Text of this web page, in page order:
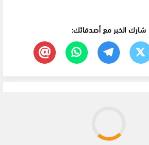
شارك الخبر مع أصدقائك: